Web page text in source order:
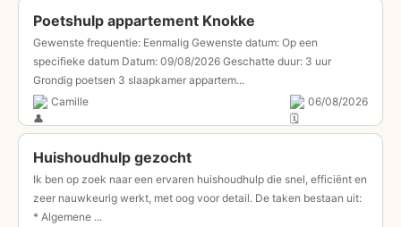
Poetshulp appartement Knokke
Gewenste frequentie: Eenmalig Gewenste datum: Op een
specifieke datum Datum: 09/08/2026 Geschatte duur: 3 uur
Grondig poetsen 3 slaapkamer appartem...
Camille
06/08/2026
Huishoudhulp gezocht
Ik ben op zoek naar een ervaren huishoudhulp die snel, efficiënt en
zeer nauwkeurig werkt, met oog voor detail. De taken bestaan uit:
* Algemene ...